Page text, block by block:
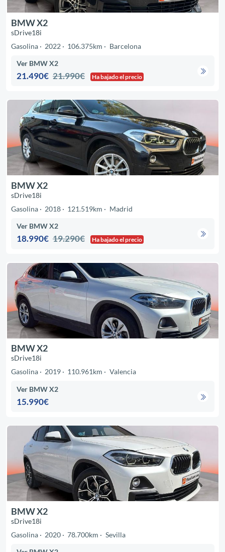
BMW X2
sDrive18i
Gasolina
2022 106.375km Barcelona
Ver BMW X2
21.490€ 21.990€ Ha bajado el precio
BMW X2
sDrive18i
Gasolina
2018 121.519km Madrid
Ver BMW X2
18.990€ 19.290€ Ha bajado el precio
BMW X2
sDrive18i
Gasolina
2019 110.961km Valencia
Ver BMW X2
15.990€
BMW X2
sDrive18i
Gasolina
2020 78.700km Sevilla